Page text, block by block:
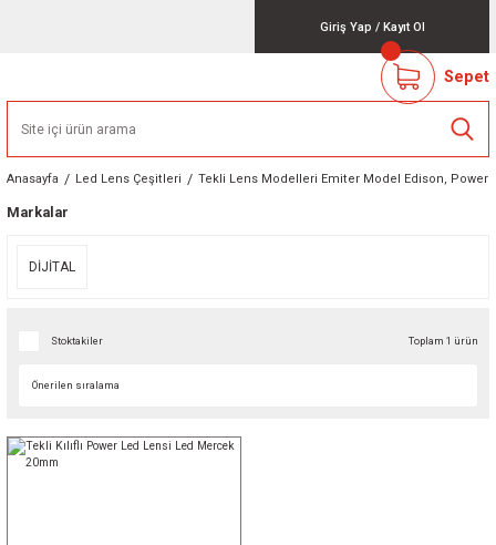
Giriş Yap / Kayıt Ol
Sepet
Anasayfa Led Lens Çeşitleri Tekli Lens Modelleri Emiter Model Edison,
Markalar
DİJİTAL
Stoktakiler Toplam 1 ürün